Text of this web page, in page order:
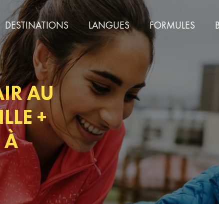
DESTINATIONS LANGUES FORMULES
AU
+
À